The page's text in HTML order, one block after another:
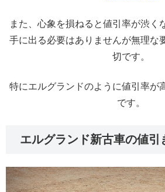
また、心象を損ねると値引率が渋く
手に出る必要はありませんが無理な
切です。
特にエルグランドのように値引率が
です。
エルグランド新古車の値引